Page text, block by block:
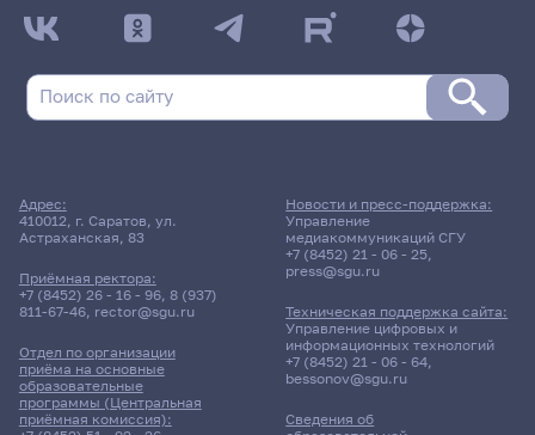
Адрес:
410012, г. Саратов, ул.
Астраханская, 83
Приёмная ректора:
+7 (8452) 26 - 16 - 96, 8 (937)
811-67-46, rector@sgu.ru
Отдел по организации
приёма на основные
образовательные
программы (Центральная
приёмная комиссия):
Сведения об
Новости и пресс-поддержка:
Управление
медиакоммуникаций СГУ
+7 (8452) 21 - 06 - 25,
press@sgu.ru
Техническая поддержка сайта:
Управление цифровых и
информационных технологий
+7 (8452) 21 - 06 - 64,
bessonov@sgu.ru